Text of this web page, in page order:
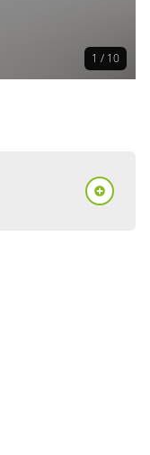
1 / 10